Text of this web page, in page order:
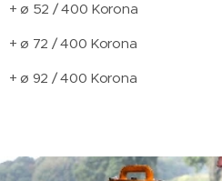
+ ø 52 / 400 Korona
+ ø 72 / 400 Korona
+ ø 92 / 400 Korona